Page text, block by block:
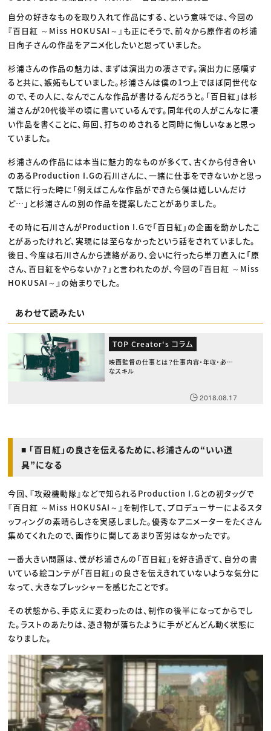
自分の好きなものを取り入れて作品にする、という意味では、今回の
『百日紅 ～Miss HOKUSAI～』も正にそうで、前々から原作者の杉浦
日向子さんの作品をアニメ化したいと思っていました。
杉浦さんの作品の魅力は、まずは演出力の凄さです。演出力に感嘆す
ると共に、嫉妬もしていました。杉浦さんは僕の1つ上でほぼ同世代な
ので、その人に、なんでこんな作品が書けるんだろうと。「百日紅」は杉
浦さんが20代後半の頃に書いているんです。同年代の人がこんなに凄
い作品を書くことに、毎回、打ちのめされると同時に悔しいなぁと思っ
ていました。
杉浦さんの作品には本当に魅力的なものが多くて、古くから付き合い
のあるProduction I.Gの石川さんに、一緒に仕事をできないかと思っ
て話に行った時に「例えばこんな作品ができたら僕は嬉しいんだけ
ど…」と杉浦さんの別の作品を提案したことがありました。
その時に石川さんがProduction I.Gで「百日紅」の企画を動かしたこ
とがあったけれど、実現には至らなかったという話をされていました。
後日、今度は石川さんから連絡があり、会いに行ったら単刀直入に「原
さん、百日紅をやらないか？」と言われたのが、今回の『百日紅 ～Miss
HOKUSAI～』の始まりでした。
あわせて読みたい
TOP Creator's コラム
映画監督の仕事とは？仕事内容・年収・必要
なスキル
2018.08.17
■ 「百日紅」の良さを伝えるために、杉浦さんの“いい道
具”になる
今回、『攻殻機動隊』などで知られるProduction I.Gとの初タッグで
『百日紅 ～Miss HOKUSAI～』を制作して、プロデューサーによるスタ
ッフィングの素晴らしさを実感しました。優秀なアニメーターをたくさん
集めてくれたので、画作りに関してあまり苦労はなかったです。
一番大きい問題は、僕が杉浦さんの「百日紅」を好き過ぎて、自分の書
いている絵コンテが「百日紅」の良さを伝えきれていないような気分に
なって、大きなプレッシャーを感じたことです。
その状態から、手応えに変わったのは、制作の後半になってからでし
た。ラストのあたりは、憑き物が落ちたように手がどんどん動く状態に
なりました。